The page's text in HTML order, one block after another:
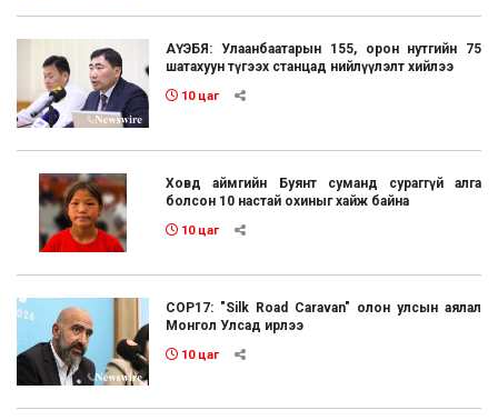
АҮЭБЯ: Улаанбаатарын 155, орон нутгийн 75
шатахуун түгээх станцад нийлүүлэлт хийлээ
10 цаг
Ховд аймгийн Буянт суманд сураггүй алга
болсон 10 настай охиныг хайж байна
10 цаг
COP17: "Silk Road Caravan" олон улсын аялал
Монгол Улсад ирлээ
10 цаг